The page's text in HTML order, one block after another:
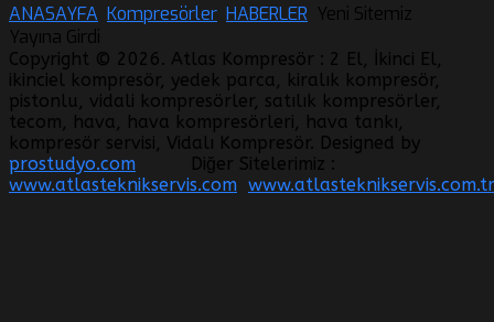
ANASAYFA Kompresörler HABERLER Yeni Sitemiz
Yayına Girdi
Copyright © 2026. Atlas Kompresör : 2 El, İkinci El,
ikinciel kompresör, yedek parca, kiralık kompresör,
pistonlu, vidali kompresörler, satılık kompresörler,
tecom, hava, hava kompresörleri, hava tankı,
kompresör servisi, Vidalı Kompresör. Designed by
prostudyo.com Diğer Sitelerimiz :
www.atlasteknikservis.com www.atlasteknikservis.com.tr